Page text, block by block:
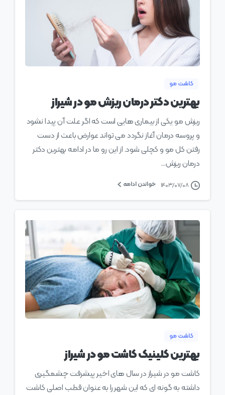
کاشت مو
بهترین دکتر درمان ریزش مو در شیراز
ریزش مو یکی از بیماری هایی است که اگر علت آن پیدا نشود
و پروسه درمان آغاز نگردد می تواند عوارض باعث از دست
رفتن کل مو و کچلی شود. از این رو ما در ادامه بهترین دکتر
درمان ریزش...
۱۴۰۳/۰۷/۰۸ خواندن ادامه
0
کاشت مو
بهترین کلینیک کاشت مو در شیراز
کاشت مو در شیراز در سال های اخیر پیشرفت چشمگیری
داشته به گونه ای که این شهر را به عنوان قطب اصلی کاشت